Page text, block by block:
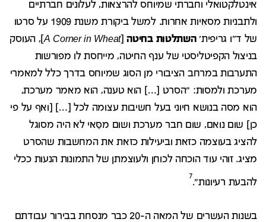
אינטלקטואלי וחברתי שמיוחס להרצאות, לעלונים חברתיים
ולתבניות מסאִיות אחרות. למשל ביקורת משנת 1909 על סרטו
של ד"ו גריפית'השתלטות בחיטה[
A Corner in Wheat], העוסק
בניצול הקפיטליסטי של ענף החיטה, מייחסת לו מפורשות
התערבות במרחב הציבורי מן הסוג שמיוחס בדרך כלל למאמרי
מערכת ולמסות: "הסרט […] הוא טענה, הוא מאמר מערכת,
הוא מסה בנושא חיוני בעל חשיבות עצומה לכל […] [ואף על פי
כן] שום נואם, שום חבר מערכת ושום מסַּאי לא היה מסוגל
להציג בעוצמה כזאת וביעילות כזאת את המחשבות שהסרט
מציג. זוהי עוד הוכחה לכוחן ולעוצמתן של התמונות הנעות ככלי
להבעת רעיונות".
7
בשנות העשרים של המאה ה-20 כבר מנסחת בבירור עבודתם